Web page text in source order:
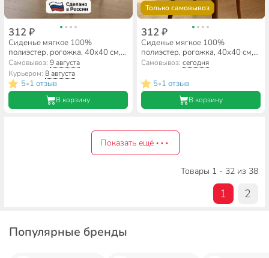
312 ₽
Сиденье мягкое 100%
полиэстер, рогожка, 40х40 см,
Волшебная ночь, Топаз
Самовывоз:9 августа
Курьером:8 августа
5•1 отзыв
В корзину
Только самовывоз
312 ₽
Сиденье мягкое 100%
полиэстер, рогожка, 40х40 см,
Волшебная ночь, Амброзия
Самовывоз: сегодня
5•1 отзыв
В корзину
Показать ещё
Товары 1 - 32 из 38
1 2
Популярные бренды